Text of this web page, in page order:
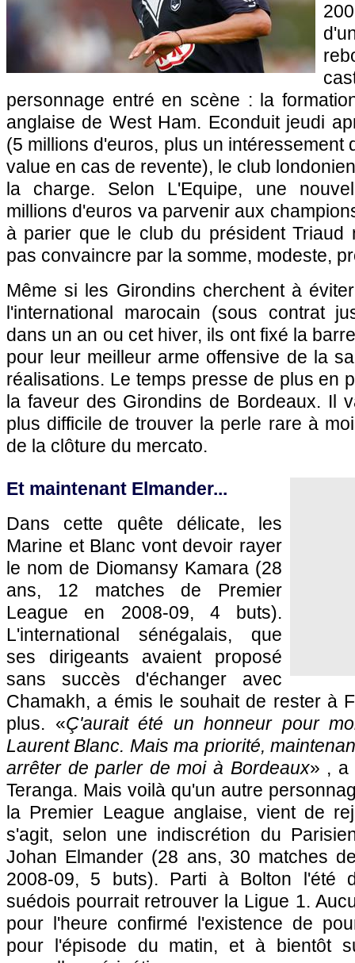
personnage entré en scène : la
anglaise de West Ham. Econduit jeudi
(5 millions d'euros, plus un intéressement
value en cas de revente), le club
la charge. Selon L'Equipe, une
millions d'euros va parvenir aux
à parier que le club du président Triaud
pas convaincre par la somme, modeste,
Même si les Girondins cherchent à
l'international marocain (sous contrat
dans un an ou cet hiver, ils ont fixé la
pour leur meilleur arme offensive de la
réalisations. Le temps presse de plus en
la faveur des Girondins de Bordeaux. Il
plus difficile de trouver la perle rare à
de la clôture du mercato.
Et maintenant Elmander...
Dans cette quête délicate, les
Marine et Blanc vont devoir rayer
le nom de Diomansy Kamara (28
ans, 12 matches de Premier
League en 2008-09, 4 buts).
L'international sénégalais, que
ses dirigeants avaient proposé
sans succès d'échanger avec
Chamakh, a émis le souhait de rester à
plus. «Ç'aurait été un honneur pour
Laurent Blanc. Mais ma priorité,
arrêter de parler de moi à Bordeaux» , a
Teranga. Mais voilà qu'un autre
la Premier League anglaise, vient de
s'agit, selon une indiscrétion du
Johan Elmander (28 ans, 30 matches
2008-09, 5 buts). Parti à Bolton l'été
suédois pourrait retrouver la Ligue 1.
pour l'heure confirmé l'existence de
pour l'épisode du matin, et à bientôt